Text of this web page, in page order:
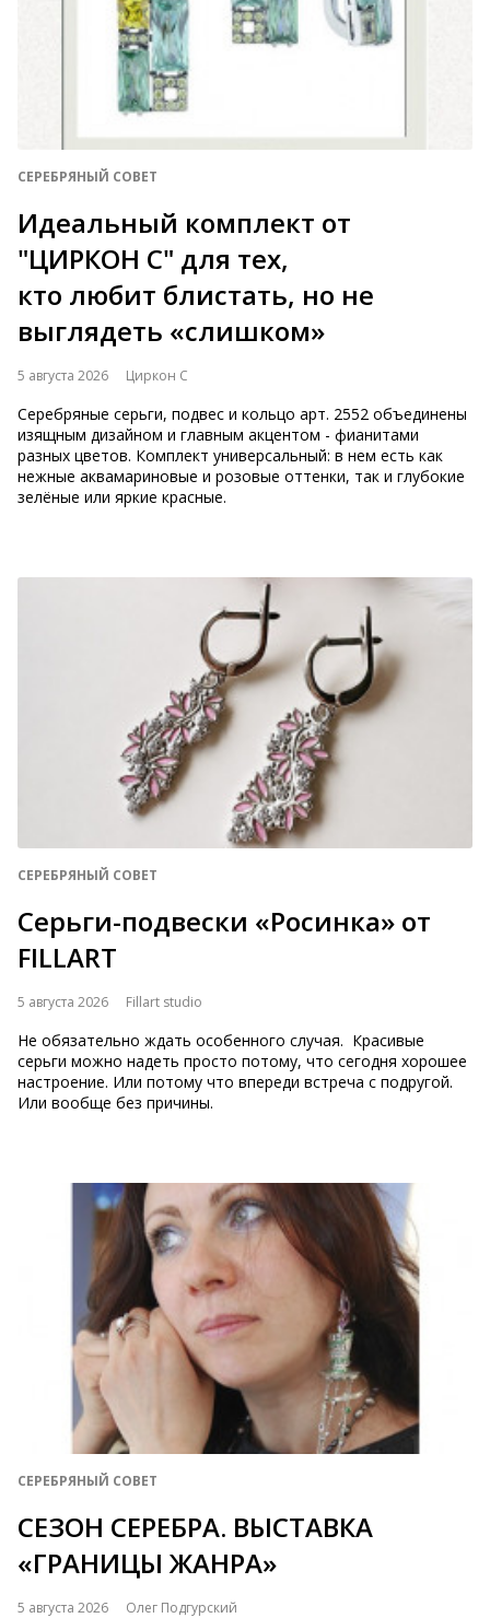
СЕРЕБРЯНЫЙ СОВЕТ
Идеальный комплект от
"ЦИРКОН С" для тех,
кто любит блистать, но не
выглядеть «слишком»
5 августа 2026 Циркон С
Серебряные серьги, подвес и кольцо арт. 2552 объединены
изящным дизайном и главным акцентом - фианитами
разных цветов. Комплект универсальный: в нем есть как
нежные аквамариновые и розовые оттенки, так и глубокие
зелёные или яркие красные.
СЕРЕБРЯНЫЙ СОВЕТ
Серьги-подвески «Росинка» от
FILLART
5 августа 2026 Fillart studio
Не обязательно ждать особенного случая. Красивые
серьги можно надеть просто потому, что сегодня хорошее
настроение. Или потому что впереди встреча с подругой.
Или вообще без причины.
СЕРЕБРЯНЫЙ СОВЕТ
СЕЗОН СЕРЕБРА. ВЫСТАВКА
«ГРАНИЦЫ ЖАНРА»
5 августа 2026 Олег Подгурский